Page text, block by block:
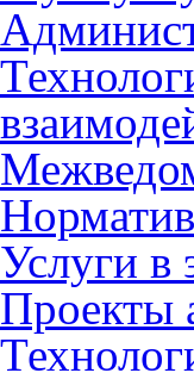
Услуги в
Проекты